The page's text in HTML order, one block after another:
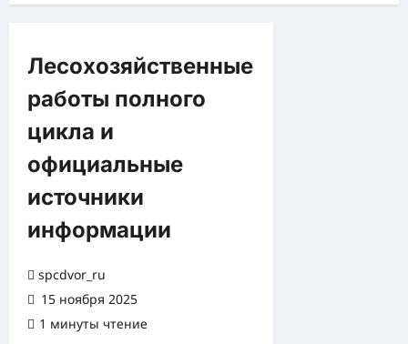
Лесохозяйственные
работы полного
цикла и
официальные
источники
информации
spcdvor_ru
15 ноября 2025
1 минуты чтение